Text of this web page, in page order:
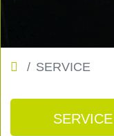
SERVICE
SERVICE